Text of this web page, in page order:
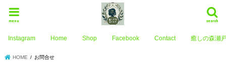
search
menu
Instagram Home Shop Facebook Contact 癒しの森瀬
HOME お問合せ